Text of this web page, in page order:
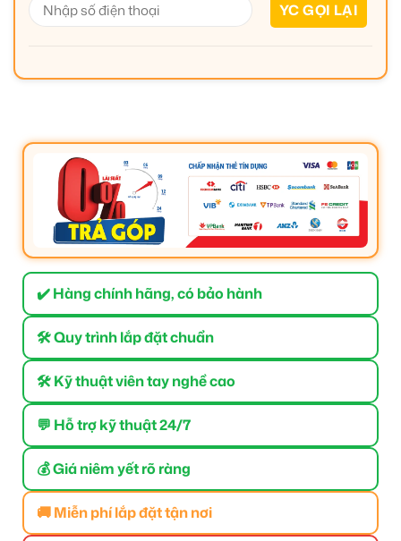
✔️ Hàng chính hãng, có bảo hành
🛠 Quy trình lắp đặt chuẩn
🛠 Kỹ thuật viên tay nghề cao
💬 Hỗ trợ kỹ thuật 24/7
💰 Giá niêm yết rõ ràng
🚚 Miễn phí lắp đặt tận nơi